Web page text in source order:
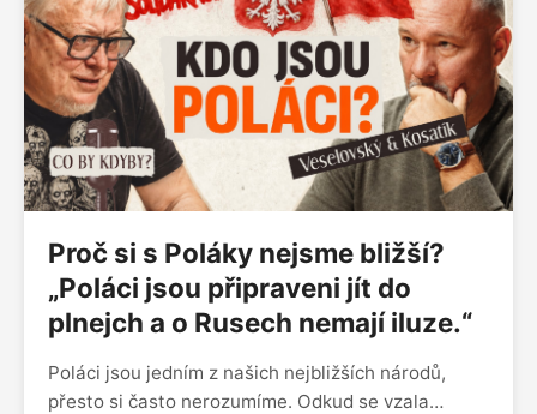
stane politickým hráčem?
Proč si s Poláky nejsme bližší?
„Poláci jsou připraveni jít do
plnejch a o Rusech nemají iluze.“
Poláci jsou jedním z našich nejbližších národů,
přesto si často nerozumíme. Odkud se vzala